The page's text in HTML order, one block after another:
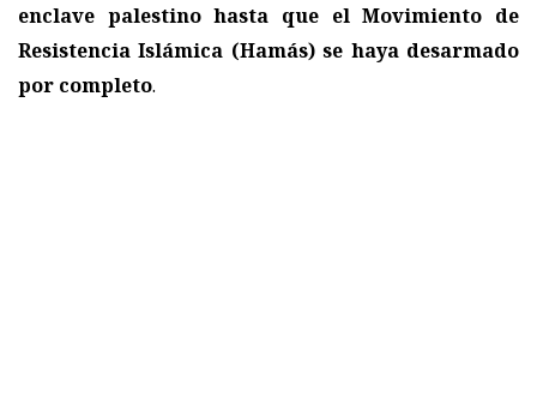
enclave palestino hasta que el Movimiento de
Resistencia Islámica (Hamás) se haya desarmado
por completo.